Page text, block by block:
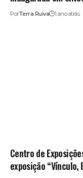
PorTerra Ruiva 1 ano atrás
Centro de
exposição “Vínculo,